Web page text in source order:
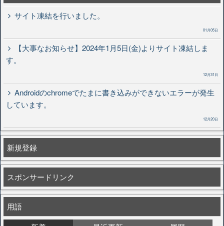
サイト凍結を行いました。
01月05日
【大事なお知らせ】2024年1月5日(金)よりサイト凍結しま
す。
12月31日
Androidのchromeでたまに書き込みができないエラーが発生
しています。
12月20日
新規登録
スポンサードリンク
用語